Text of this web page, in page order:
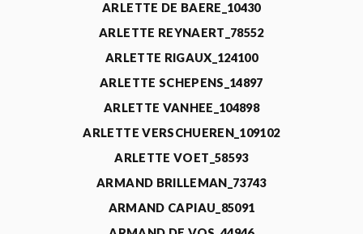
ARLETTE DE BAERE_10430
ARLETTE REYNAERT_78552
ARLETTE RIGAUX_124100
ARLETTE SCHEPENS_14897
ARLETTE VANHEE_104898
ARLETTE VERSCHUEREN_109102
ARLETTE VOET_58593
ARMAND BRILLEMAN_73743
ARMAND CAPIAU_85091